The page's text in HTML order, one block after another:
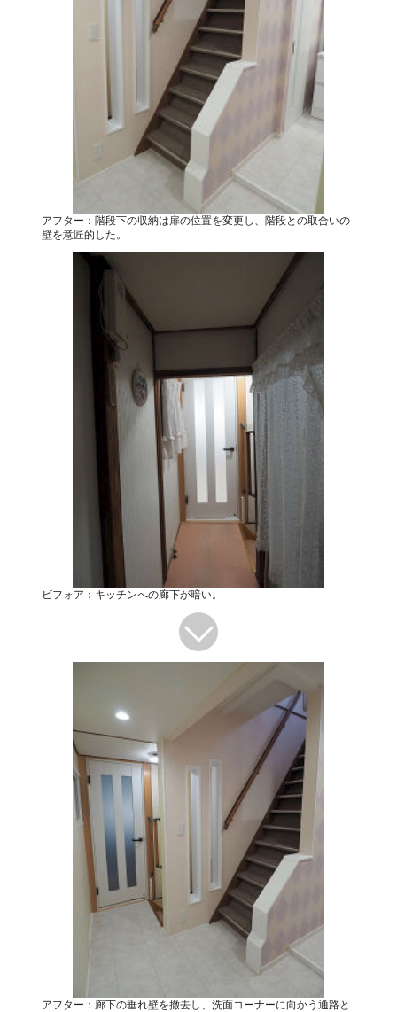
アフター：階段下の収納は扉の位置を変更し、階段との取合いの
壁を意匠的した。
ビフォア：キッチンへの廊下が暗い。
アフター：廊下の垂れ壁を撤去し、洗面コーナーに向かう通路と